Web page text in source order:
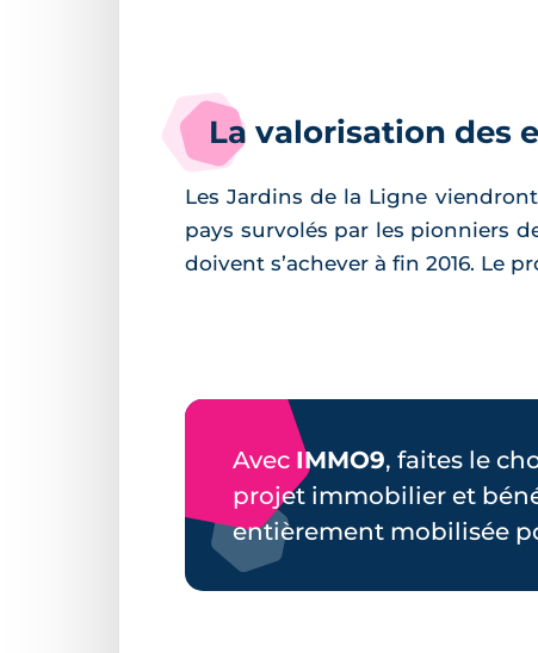
La valorisation des
Les Jardins de la Ligne
pays survolés par les pionniers
doivent s’achever à fin 2016. Le
Avec IMMO9, faites le
projet immobilier et
entièrement mobilisée